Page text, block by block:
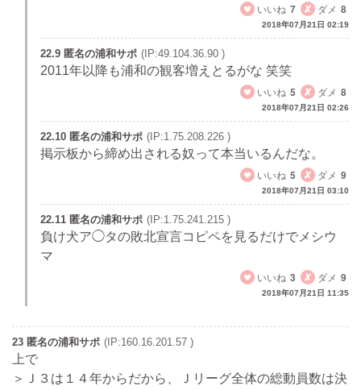
いいね 7 ダメ 8
2018年07月21日 02:19
22.9 匿名の浦和サポ (IP:49.104.36.90 )
2011年以降も浦和の観客増えとるがな 笑笑
いいね 5 ダメ 8
2018年07月21日 02:26
22.10 匿名の浦和サポ (IP:1.75.208.226 )
掲示板から締め出される奴って本当いるんだな。
いいね 5 ダメ 9
2018年07月21日 03:10
22.11 匿名の浦和サポ (IP:1.75.241.215 )
負け犬ア◯タの敗北宣言コピペを見るだけでメシウ
マ
いいね 3 ダメ 9
2018年07月21日 11:35
23 匿名の浦和サポ (IP:160.16.201.57 )
上で
＞Ｊ３は１４年からだから、Ｊリーグ全体の総動員数は決